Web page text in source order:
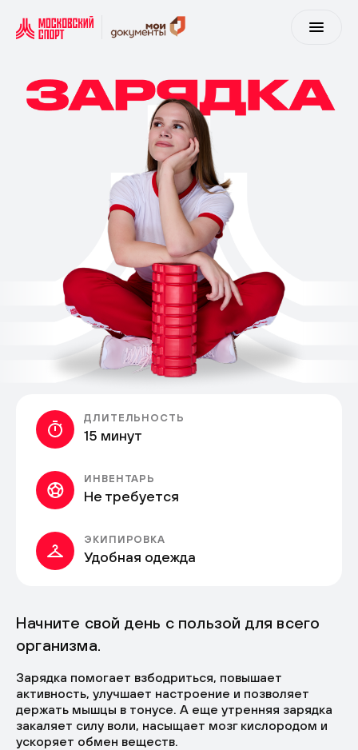
ДЛИТЕЛЬНОСТЬ
15 минут
ИНВЕНТАРЬ
Не требуется
ЭКИПИРОВКА
Удобная одежда
Начните свой день с пользой для всего
организма.
Зарядка помогает взбодриться, повышает
активность, улучшает настроение и позволяет
держать мышцы в тонусе. А еще утренняя зарядка
закаляет силу воли, насыщает мозг кислородом и
ускоряет обмен веществ.